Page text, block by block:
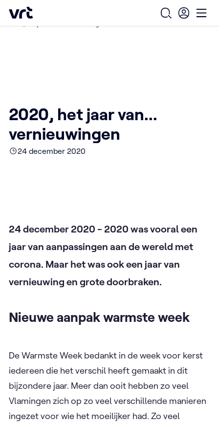
Ga naar de hoofdinhoud
VRT (home)
Open
Home /
2020, het jaar van...
vernieuwingen
24 december 2020
24 december 2020 - 2020 was vooral een
jaar van aanpassingen aan de wereld met
corona. Maar het was ook een jaar van
vernieuwing en grote doorbraken.
Nieuwe aanpak warmste week
De Warmste Week bedankt in de week voor kerst
iedereen die het verschil heeft gemaakt in dit
bijzondere jaar. Meer dan ooit hebben zo veel
Vlamingen zich op zo veel verschillende manieren
ingezet voor wie het moeilijker had. Zo veel